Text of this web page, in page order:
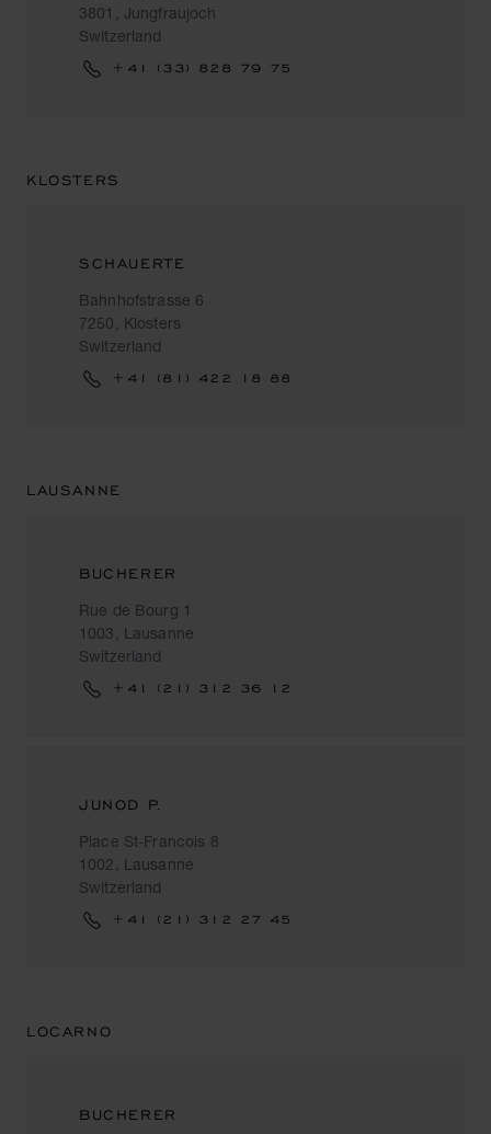
3801, Jungfraujoch
Switzerland
+41 (33) 828 79 75
KLOSTERS
SCHAUERTE
Bahnhofstrasse 6
7250, Klosters
Switzerland
+41 (81) 422 18 88
LAUSANNE
BUCHERER
Rue de Bourg 1
1003, Lausanne
Switzerland
+41 (21) 312 36 12
JUNOD P.
Place St-Francois 8
1002, Lausanne
Switzerland
+41 (21) 312 27 45
LOCARNO
BUCHERER